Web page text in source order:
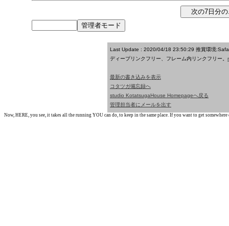
Last Update : 2020/04/18 23:50:29 推賞環境
ディープリンクフリー、フレーム内リンクフリー。
最新の書き込みを表示
コタツガ備忘録へ
studio KotatsugaHouse Homepageへ戻る
管理担当者にメールを出す
Now, HERE, you see, it takes all the running YOU can do, to keep in the same place. If you want to get